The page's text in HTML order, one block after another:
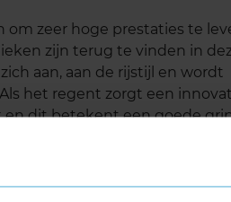
om zeer hoge prestaties te
zijn terug te vinden in
aan, aan de rijstijl en wordt
het regent zorgt een
dit betekent een goede
zorgt voor een
vermindert. Daarom is deze